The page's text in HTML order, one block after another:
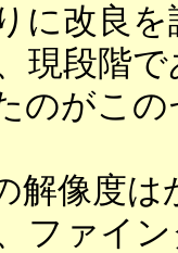
に改良を
現段階で
のがこの
解像度は
ファイ